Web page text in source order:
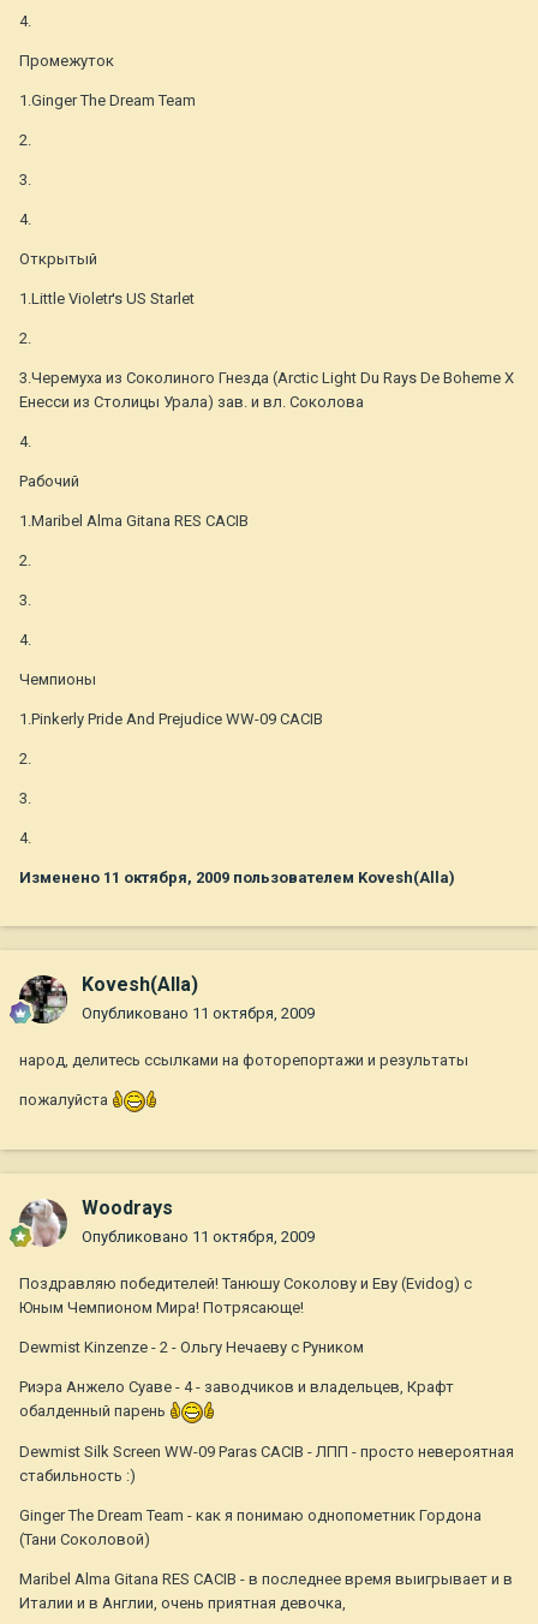
4.
Промежуток
1.Ginger The Dream Team
2.
3.
4.
Открытый
1.Little Violetґs US Starlet
2.
3.Черемуха из Соколиного Гнезда (Arctic Light Du Rays De Boheme X
Енесси из Столицы Урала) зав. и вл. Соколова
4.
Рабочий
1.Maribel Alma Gitana RES CACIB
2.
3.
4.
Чемпионы
1.Pinkerly Pride And Prejudice WW-09 CACIB
2.
3.
4.
Изменено 11 октября, 2009 пользователем Kovesh(Alla)
Kovesh(Alla)
Опубликовано 11 октября, 2009
народ, делитесь ссылками на фоторепортажи и результаты
пожалуйста
Woodrays
Опубликовано 11 октября, 2009
Поздравляю победителей! Танюшу Соколову и Еву (Evidog) с
Юным Чемпионом Мира! Потрясающе!
Dewmist Kinzenze - 2 - Ольгу Нечаеву с Руником
Риэра Анжело Суаве - 4 - заводчиков и владельцев, Крафт
обалденный парень
Dewmist Silk Screen WW-09 Paras CACIB - ЛПП - просто невероятная
стабильность :)
Ginger The Dream Team - как я понимаю однопометник Гордона
(Тани Соколовой)
Maribel Alma Gitana RES CACIB - в последнее время выигрывает и в
Италии и в Англии, очень приятная девочка,